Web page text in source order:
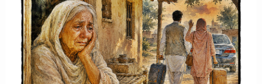
SE
MULAQAT
OCTOBER
2025